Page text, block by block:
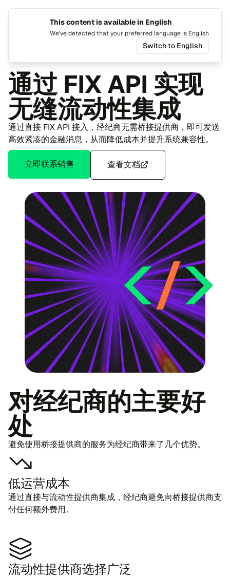
Home
通过 FIX API 实现
无缝流动性集成
通过直接 FIX API 接入，经纪商无需桥接提供商，即可发送
高效紧凑的金融消息，从而降低成本并提升系统兼容性。
立即联系销售 查看文档
对经纪商的主要好
处
避免使用桥接提供商的服务为经纪商带来了几个优势。
低运营成本
通过直接与流动性提供商集成，经纪商避免向桥接提供商支
付任何额外费用。
流动性提供商选择广泛
This content is available in English
We've detected that your preferred language is English
Switch to English